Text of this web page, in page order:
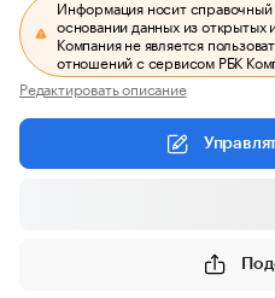
Информация носит справочный
основании данных из открытых
Компания не является
отношений с сервисом РБК
Редактировать описание